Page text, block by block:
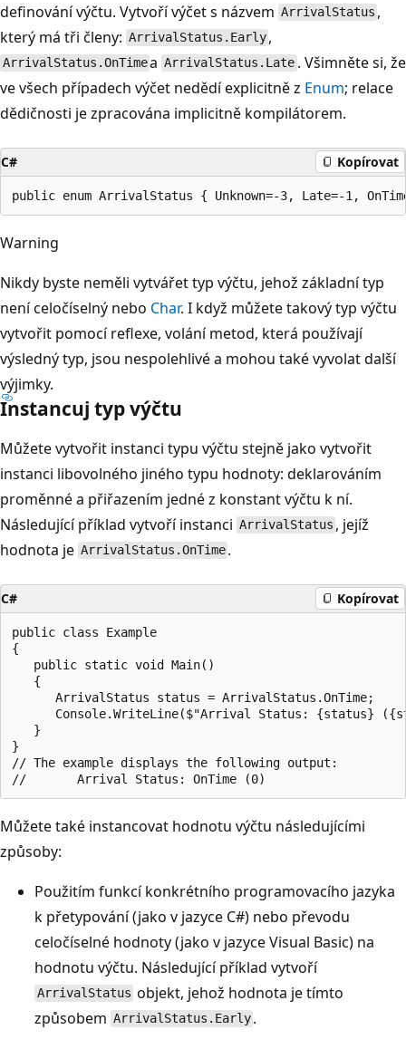
definování výčtu. Vytvoří výčet s názvem ArrivalStatus ,
který má tři členy: ArrivalStatus.Early ,
ArrivalStatus.OnTimea ArrivalStatus.Late . Všimněte si, že
ve všech případech výčet nedědí explicitně z Enum; relace
dědičnosti je zpracována implicitně kompilátorem.
C# Kopírovat
Warning
Nikdy byste neměli vytvářet typ výčtu, jehož základní typ
není celočíselný nebo Char. I když můžete takový typ výčtu
vytvořit pomocí reflexe, volání metod, která používají
výsledný typ, jsou nespolehlivé a mohou také vyvolat další
výjimky.
Instancuj typ výčtu
Můžete vytvořit instanci typu výčtu stejně jako vytvořit
instanci libovolného jiného typu hodnoty: deklarováním
proměnné a přiřazením jedné z konstant výčtu k ní.
Následující příklad vytvoří instanci ArrivalStatus , jejíž
hodnota je ArrivalStatus.OnTime .
C# Kopírovat
public class Example
{
   public static void Main()
   {
      ArrivalStatus status = ArrivalStatus.OnTime;
Console.WriteLine($"Arrival Status: {status}
   }
}
// The example displays the following output:
Můžete také instancovat hodnotu výčtu následujícími
způsoby:
Použitím funkcí konkrétního programovacího jazyka
k přetypování (jako v jazyce C#) nebo převodu
celočíselné hodnoty (jako v jazyce Visual Basic) na
hodnotu výčtu. Následující příklad vytvoří
ArrivalStatus objekt, jehož hodnota je tímto
způsobem ArrivalStatus.Early .